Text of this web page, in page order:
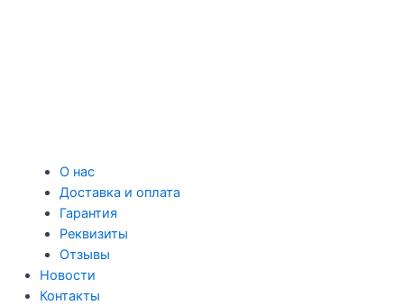
О нас
Доставка и оплата
Гарантия
Реквизиты
Отзывы
Новости
Контакты